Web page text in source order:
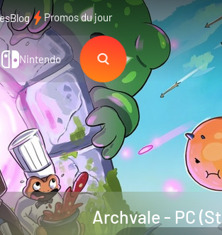
Blog Promos du jour
Nintendo
Archvale - PC